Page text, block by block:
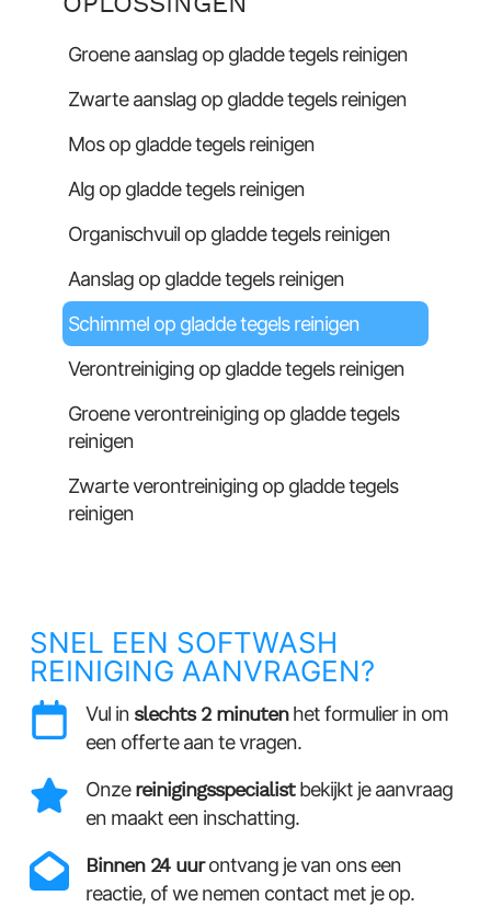
Groene aanslag op gladde tegels reinigen
Zwarte aanslag op gladde tegels reinigen
Mos op gladde tegels reinigen
Alg op gladde tegels reinigen
Organischvuil op gladde tegels reinigen
Aanslag op gladde tegels reinigen
Schimmel op gladde tegels reinigen
Verontreiniging op gladde tegels reinigen
Groene verontreiniging op gladde tegels
reinigen
Zwarte verontreiniging op gladde tegels
reinigen
SNEL EEN SOFTWASH
REINIGING AANVRAGEN?
Vul in slechts 2 minutenhet formulier in om
een offerte aan te vragen.
Onzereinigingsspecialistbekijkt je aanvraag
en maakt een inschatting.
Binnen 24 uurontvang je van ons een
reactie, of we nemen contact met je op.